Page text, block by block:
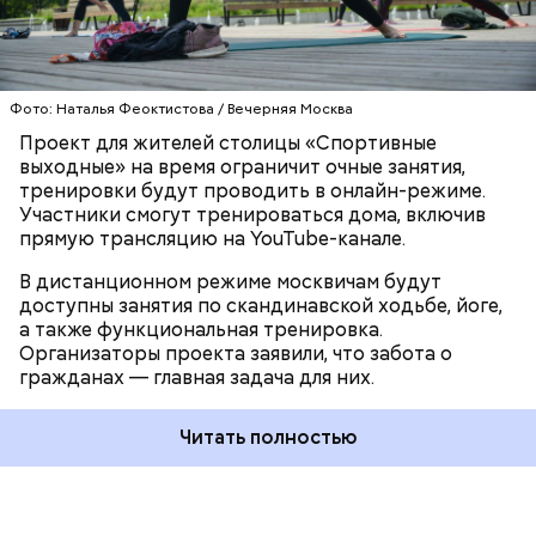
Фото: Наталья Феоктистова / Вечерняя Москва
Проект для жителей столицы «Спортивные
выходные» на время ограничит очные занятия,
тренировки будут проводить в онлайн-режиме.
Участники смогут тренироваться дома, включив
прямую трансляцию на YouTube-канале.
В дистанционном режиме москвичам будут
доступны занятия по скандинавской ходьбе, йоге,
а также функциональная тренировка.
Организаторы проекта заявили, что забота о
гражданах — главная задача для них.
центров госуслуг города Александр Гребенкин.
Читать полностью
ОНЛАЙН-ТРАНСЛЯЦИЯ
Читайте также :Екатерина Драгунова: Количество
волонтеров в столице постоянно растет